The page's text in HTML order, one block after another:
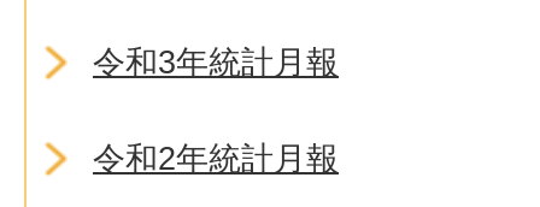
令和3年統計月報
令和2年統計月報